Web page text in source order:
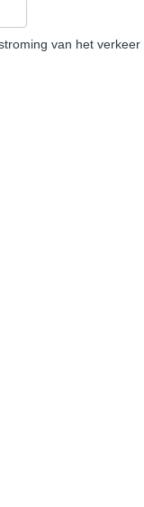
van het verkeer